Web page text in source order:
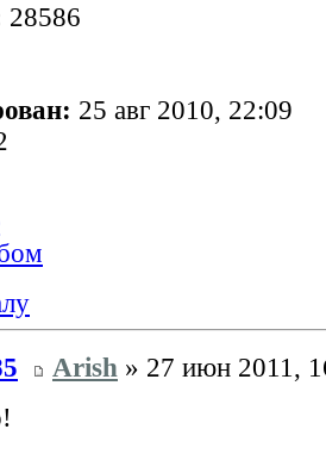
28586
25 авг 2010, 22:09
Arish » 27 июн 2011,